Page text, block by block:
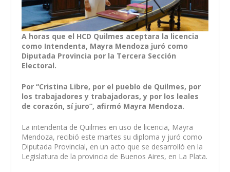
A horas que el HCD Quilmes aceptara la licencia
como Intendenta, Mayra Mendoza juró como
Diputada Provincia por la Tercera Sección
Electoral.
Por “Cristina Libre, por el pueblo de Quilmes, por
los trabajadores y trabajadoras, y por los leales
de corazón, sí juro”, afirmó Mayra Mendoza.
La intendenta de Quilmes en uso de licencia, Mayra
Mendoza, recibió este martes su diploma y juró como
Diputada Provincial, en un acto que se desarrolló en la
Legislatura de la provincia de Buenos Aires, en La Plata.